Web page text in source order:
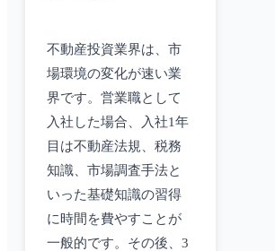
不動産投資業界は、市
場環境の変化が速い業
界です。営業職として
入社した場合、入社1年
目は不動産法規、税務
知識、市場調査手法と
いった基礎知識の習得
に時間を費やすことが
一般的です。その後、3